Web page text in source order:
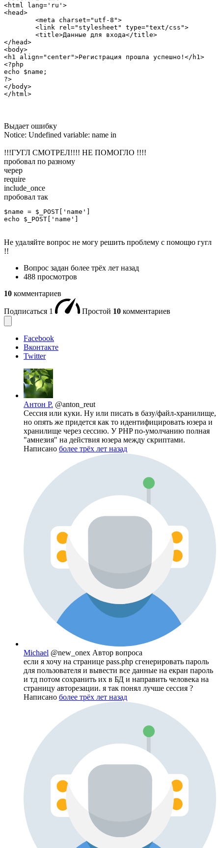
<html lang='ru'>
<head>
</head>
<body>
<h1 align="center">Регистрация прошла успешно!</h1>
<?php
echo $name;
?>
</body>
</html>
Выдает ошибку
Notice: Undefined variable: name in
!!!ГУГЛ СМОТРЕЛ!!!! НЕ ПОМОГЛО !!!!
пробовал по разному
череp
require
include_once
пробовал так
$name = $_POST['name']
echo $_POST['name']
Не удаляйте вопрос не могу решить проблему с помощю гугл
!!
Вопрос задан более трёх лет назад
488 просмотров
10 комментариев
Подписаться 1 Простой 10 комментариев
Facebook
Вконтакте
Twitter
Антон Р. @anton_reut
Сессия или куки. Ну или писать в базу/файл-хранилище,
но опять же придется как то идентифицировать юзера и
хранилище через сессию. У PHP по-умолчанию полная
"амнезия" на действия юзера между скриптами.
Написано более трёх лет назад
Michael @new_onex Автор вопроса
если я хочу на странице pass.php сгенерировать пароль
для пользователя и вывести все данные на екран пароль
и тд потом сохранить их в БД и направить человека на
страницу авторезации. я так понял лучше сессия ?
Написано более трёх лет назад